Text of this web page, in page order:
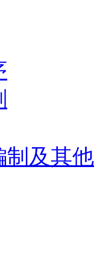
制及其